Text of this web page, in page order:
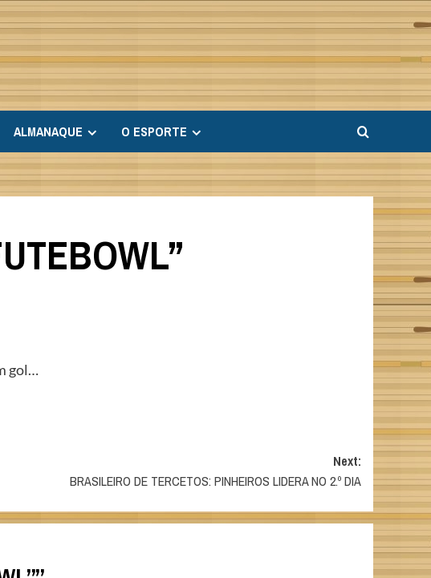
ALMANAQUE O ESPORTE
gol…
Next:
BRASILEIRO DE TERCETOS: PINHEIROS LIDERA NO 2.º DIA